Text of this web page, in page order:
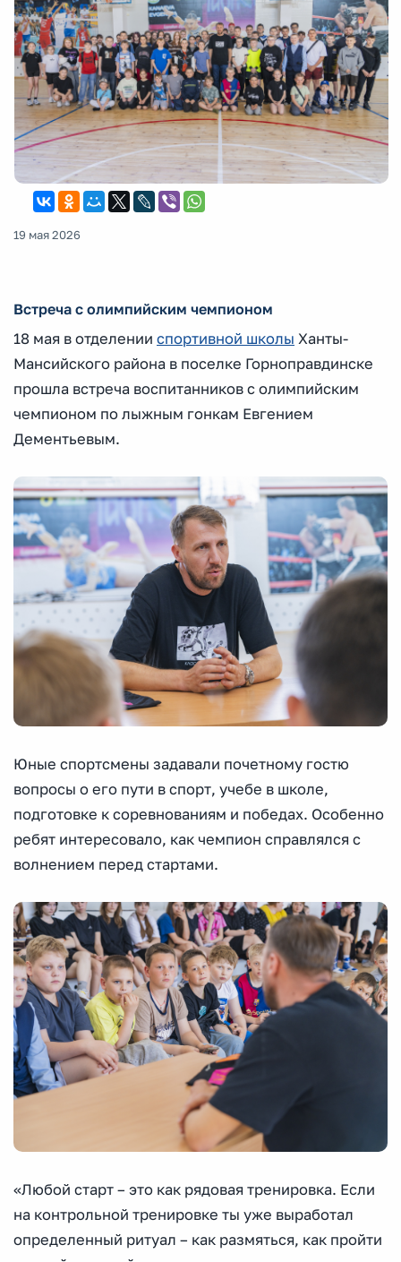
19 мая 2026
Встреча с олимпийским чемпионом
18 мая в отделении спортивной школы Ханты-
Мансийского района в поселке Горноправдинске
прошла встреча воспитанников с олимпийским
чемпионом по лыжным гонкам Евгением
Дементьевым.
Юные спортсмены задавали почетному гостю
вопросы о его пути в спорт, учебе в школе,
подготовке к соревнованиям и победах. Особенно
ребят интересовало, как чемпион справлялся с
волнением перед стартами.
«Любой старт – это как рядовая тренировка. Если
на контрольной тренировке ты уже выработал
определенный ритуал – как размяться, как пройти